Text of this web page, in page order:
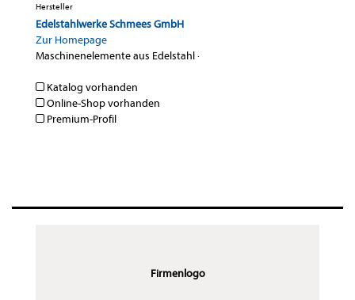
Hersteller
Edelstahlwerke Schmees GmbH
Zur Homepage
Maschinenelemente aus Edelstahl·
Katalog vorhanden
Online-Shop vorhanden
Premium-Profil
Firmenlogo